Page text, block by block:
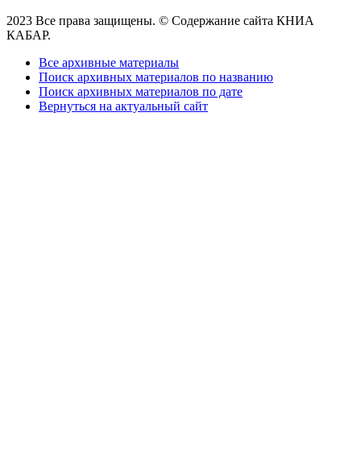
2023 Все права защищены. © Содержание сайта КНИА
КАБАР.
Все архивные материалы
Поиск архивных материалов по названию
Поиск архивных материалов по дате
Вернуться на актуальный сайт